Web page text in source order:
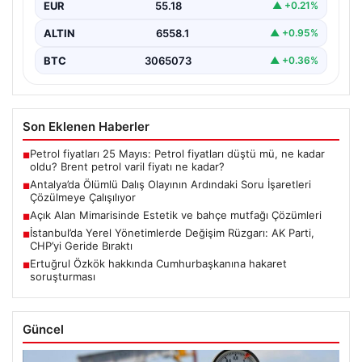
EUR 55.18 ▲ +0.21%
ALTIN 6558.1 ▲ +0.95%
BTC 3065073 ▲ +0.36%
Son Eklenen Haberler
■Petrol fiyatları 25 Mayıs: Petrol fiyatları düştü mü, ne kadar
oldu? Brent petrol varil fiyatı ne kadar?
■Antalya’da Ölümlü Dalış Olayının Ardındaki Soru İşaretleri
Çözülmeye Çalışılıyor
■Açık Alan Mimarisinde Estetik ve bahçe mutfağı Çözümleri
■İstanbul’da Yerel Yönetimlerde Değişim Rüzgarı: AK Parti,
CHP’yi Geride Bıraktı
■Ertuğrul Özkök hakkında Cumhurbaşkanına hakaret
soruşturması
Güncel